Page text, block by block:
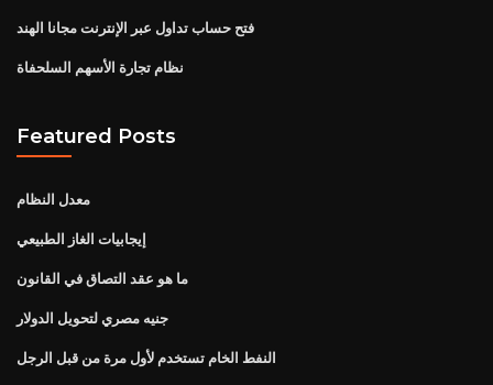
فتح حساب تداول عبر الإنترنت مجانا الهند
نظام تجارة الأسهم السلحفاة
Featured Posts
معدل النظام
إيجابيات الغاز الطبيعي
ما هو عقد التصاق في القانون
جنيه مصري لتحويل الدولار
النفط الخام تستخدم لأول مرة من قبل الرجل